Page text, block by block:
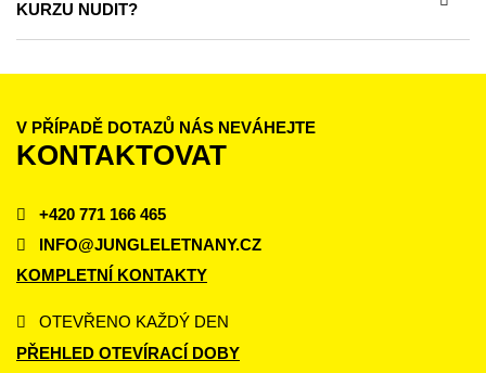
KURZU NUDIT?
V PŘÍPADĚ DOTAZŮ NÁS NEVÁHEJTE
KONTAKTOVAT
+420 771 166 465
INFO@JUNGLELETNANY.CZ
KOMPLETNÍ KONTAKTY
OTEVŘENO KAŽDÝ DEN
PŘEHLED OTEVÍRACÍ DOBY